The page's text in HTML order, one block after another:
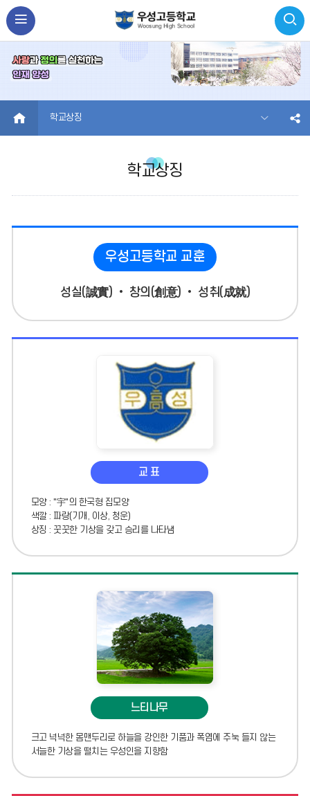
HOME 학교상징
학교상징
우성고등학교 교훈
성실(誠實) • 창의(創意) • 성취(成就)
교 표
모양 : "宇"의 한국형 집모양
색깔 : 파랑(기개, 이상, 청운)
상징 : 꿋꿋한 기상을 갖고 승리를 나타냄
느티나무
크고 넉넉한 몸맨두리로 하늘을 강인한 기품과 폭염에 주눅 들지 않는
서늘한 기상을 떨치는 우성인을 지향함